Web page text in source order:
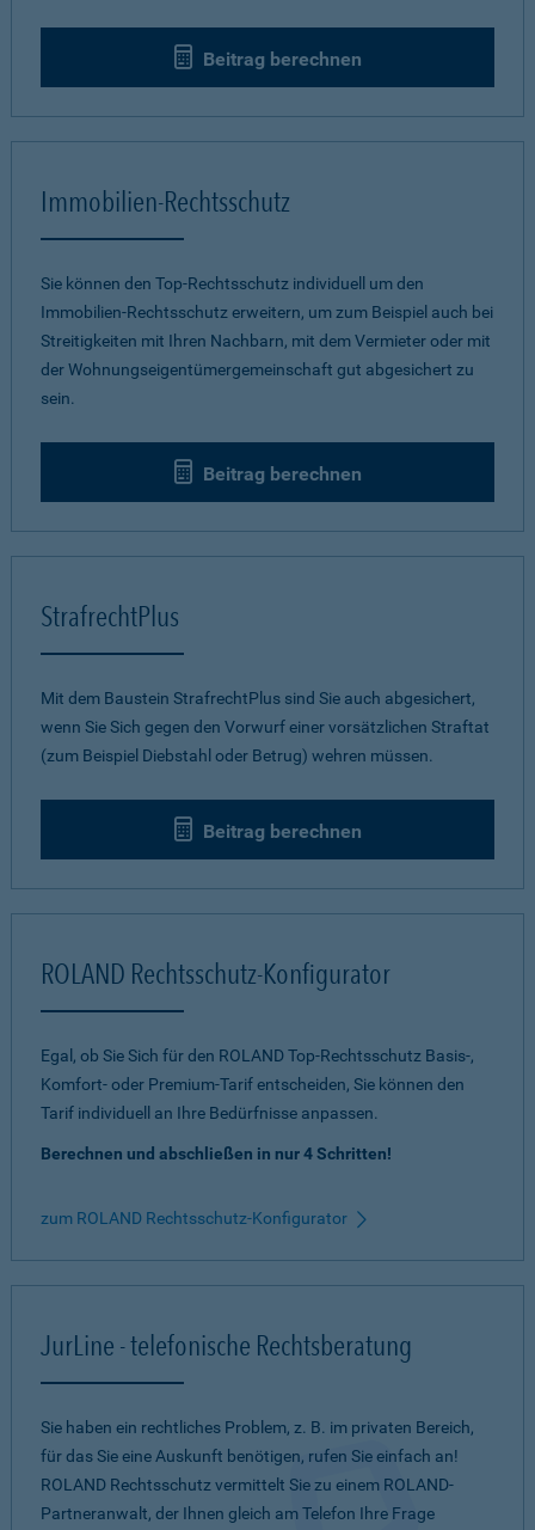
Beitrag berechnen
Immobilien-Rechtsschutz
Sie können den Top-Rechtsschutz individuell um den
Immobilien-Rechtsschutz erweitern, um zum Beispiel auch bei
Streitigkeiten mit Ihren Nachbarn, mit dem Vermieter oder mit
der Wohnungseigentümergemeinschaft gut abgesichert zu
sein.
Beitrag berechnen
StrafrechtPlus
Mit dem Baustein StrafrechtPlus sind Sie auch abgesichert,
wenn Sie Sich gegen den Vorwurf einer vorsätzlichen Straftat
(zum Beispiel Diebstahl oder Betrug) wehren müssen.
Beitrag berechnen
ROLAND Rechtsschutz-Konfigurator
Egal, ob Sie Sich für den ROLAND Top-Rechtsschutz Basis-,
Komfort- oder Premium-Tarif entscheiden, Sie können den
Tarif individuell an Ihre Bedürfnisse anpassen.
Berechnen und abschließen in nur 4 Schritten!
zum ROLAND Rechtsschutz-Konfigurator
JurLine - telefonische Rechtsberatung
Sie haben ein rechtliches Problem, z. B. im privaten Bereich,
für das Sie eine Auskunft benötigen, rufen Sie einfach an!
ROLAND Rechtsschutz vermittelt Sie zu einem ROLAND-
Partneranwalt, der Ihnen gleich am Telefon Ihre Frage